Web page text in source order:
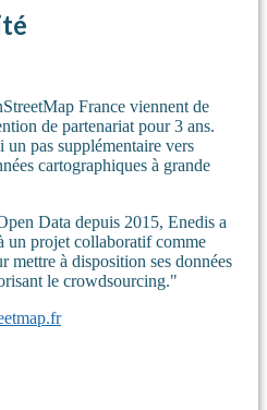
France viennent de
de partenariat pour 3 ans.
un pas supplémentaire vers
cartographiques à grande
Data depuis 2015, Enedis a
un projet collaboratif comme
mettre à disposition ses données
le crowdsourcing."